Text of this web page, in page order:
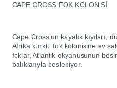
CAPE CROSS FOK KOLONİSİ
Cape Cross’un kayalık kıyıları,
Afrika kürklü fok kolonisine ev
foklar, Atlantik okyanusunun
balıklarıyla besleniyor.